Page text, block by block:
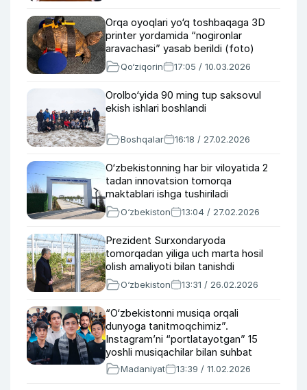
Orqa oyoqlari yo‘q toshbaqaga 3D
printer yordamida “nogironlar
aravachasi” yasab berildi (foto)
Qo‘ziqorin 17:05 / 10.03.2026
Orolbo‘yida 90 ming tup saksovul
ekish ishlari boshlandi
Boshqalar 16:18 / 27.02.2026
O‘zbekistonning har bir viloyatida 2
tadan innovatsion tomorqa
maktablari ishga tushiriladi
O‘zbekiston 13:04 / 27.02.2026
Prezident Surxondaryoda
tomorqadan yiliga uch marta hosil
olish amaliyoti bilan tanishdi
O‘zbekiston 13:31 / 26.02.2026
“O‘zbekistonni musiqa orqali
dunyoga tanitmoqchimiz”.
Instagram’ni “portlatayotgan” 15
yoshli musiqachilar bilan suhbat
(video)
Madaniyat 13:39 / 11.02.2026